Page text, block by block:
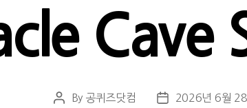
Cave
Post
By 공퀴즈닷컴
Post2026년 6월